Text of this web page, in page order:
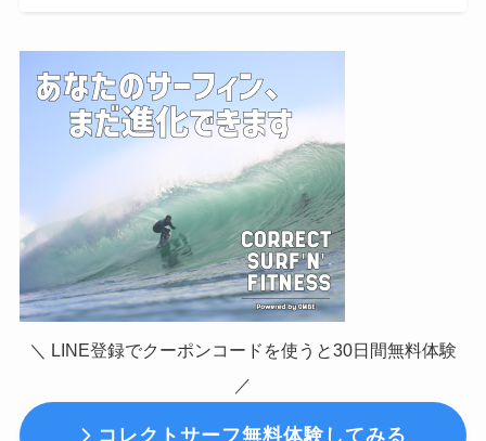
＼ LINE登録でクーポンコードを使うと30日間無料体験
／
コレクトサーフ無料体験してみる